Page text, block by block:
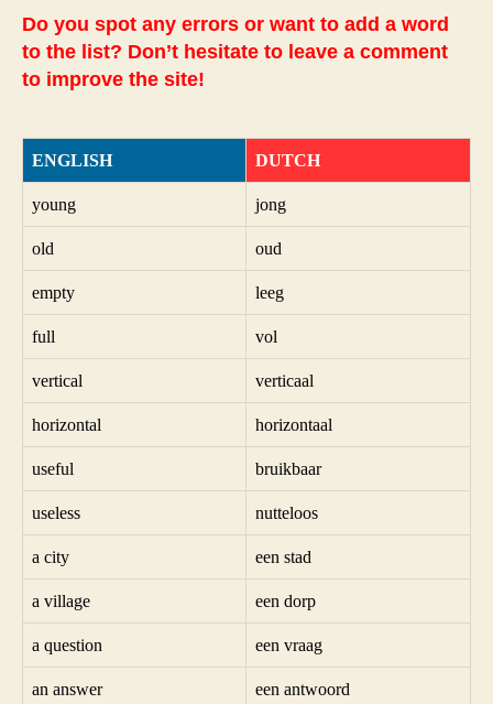
Do you spot any errors or want to add a word
to the list? Don’t hesitate to leave a comment
to improve the site!
ENGLISH DUTCH
young jong
old oud
empty leeg
full vol
vertical verticaal
horizontal horizontaal
useful bruikbaar
useless nutteloos
a city een stad
a village een dorp
a question een vraag
an answer een antwoord